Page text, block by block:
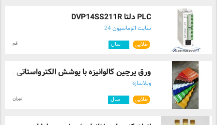
PLC دلتا DVP14SS211R
سایت اتوماسیون 24
طلایی سال قم
ورق پرچین گالوانیزه با پوشش الکترواستاتی ...
ویلاسازه
طلایی سال تهران